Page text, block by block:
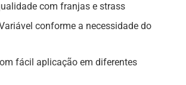
com franjas e strass
conforme a necessidade do
fácil aplicação em diferentes